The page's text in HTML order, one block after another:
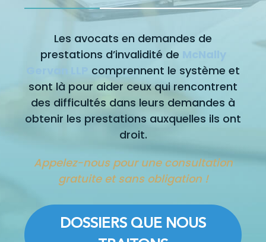
Les avocats en demandes de
prestations d’invalidité de McNally
comprennent le système et
sont là pour aider ceux qui rencontrent
des difficultés dans leurs demandes à
obtenir les prestations auxquelles ils ont
droit.
Appelez-nous pour une consultation
gratuite et sans obligation !
DOSSIERS QUE NOUS